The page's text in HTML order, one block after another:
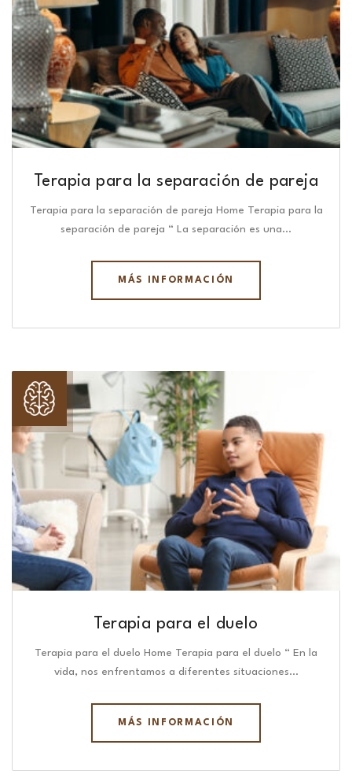
Terapia para la separación de pareja
Terapia para la separación de pareja Home Terapia para la
separación de pareja “ La separación es una…
MÁS INFORMACIÓN
Terapia para el duelo
Terapia para el duelo Home Terapia para el duelo “ En la
vida, nos enfrentamos a diferentes situaciones…
MÁS INFORMACIÓN